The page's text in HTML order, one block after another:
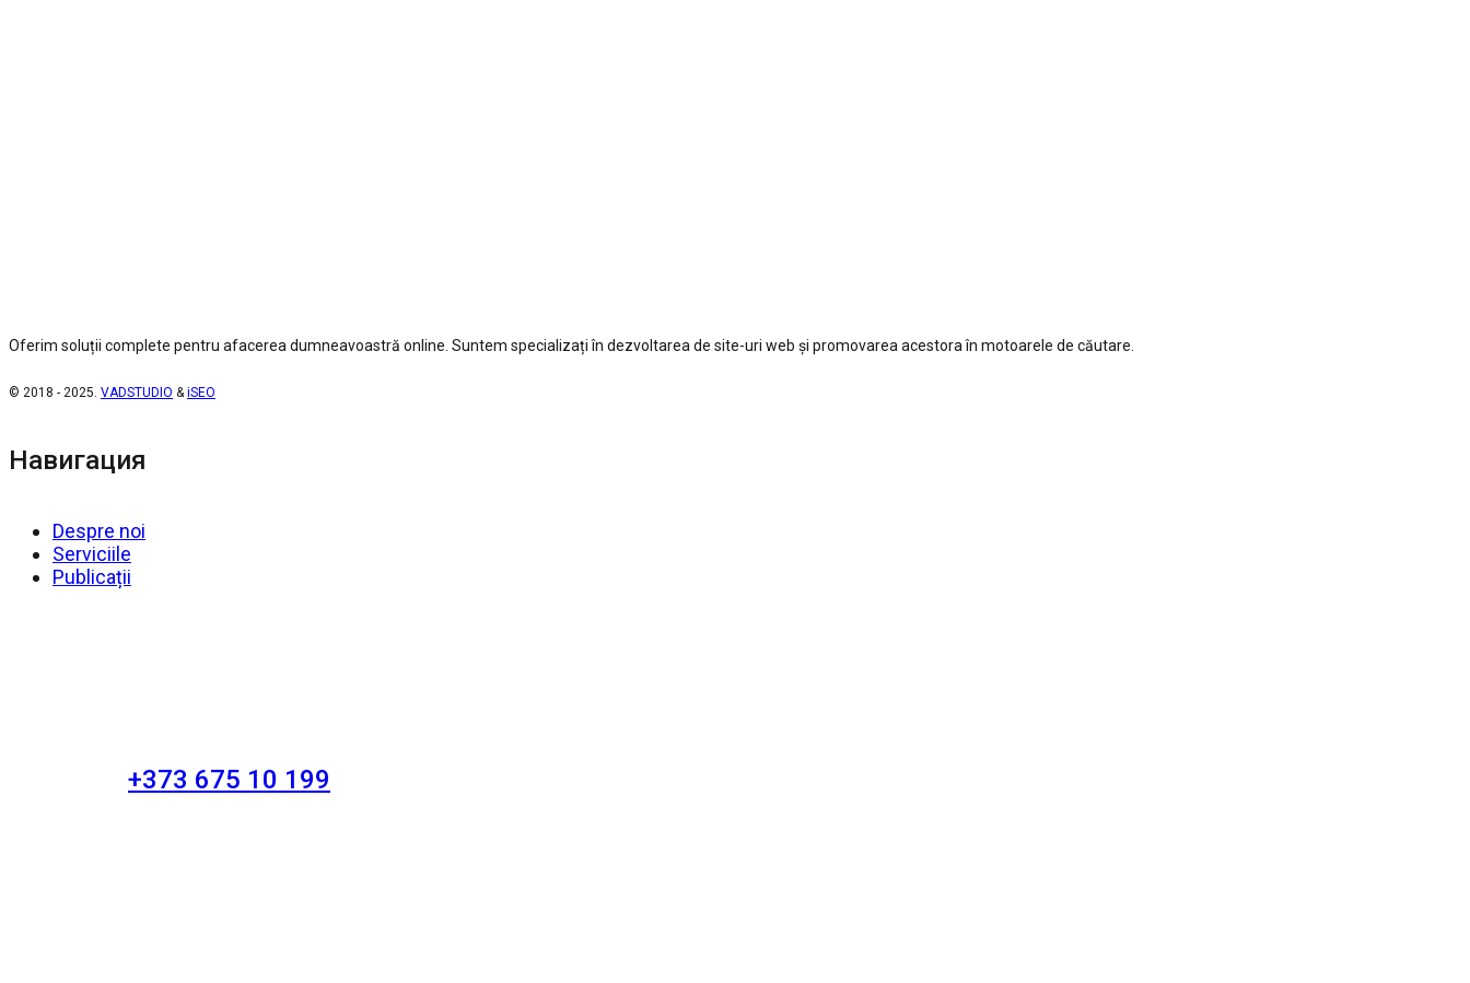
Oferim soluții complete pentru afacerea dumneavoastră online. Suntem specializați în dezvoltarea de site-uri web și promovarea acestora în motoarele de căutare.
© 2018 - 2025. VADSTUDIO & iSEO
Навигация
Despre noi
Serviciile
Publicații
+373 675 10 199